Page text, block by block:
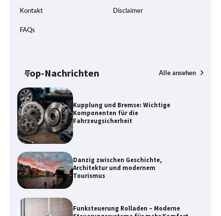
Kontakt Disclaimer
FAQs
Top-Nachrichten Alle ansehen
Kupplung und Bremse: Wichtige
Komponenten für die
Fahrzeugsicherheit
Danzig zwischen Geschichte,
Architektur und modernem
Tourismus
Funksteuerung Rolladen – Moderne